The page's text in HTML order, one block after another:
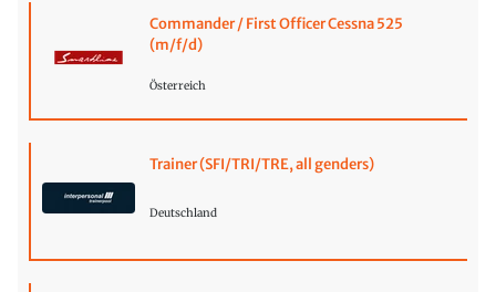
Commander / First Officer Cessna 525
(m/f/d)
Österreich
Trainer (SFI/TRI/TRE, all genders)
Deutschland